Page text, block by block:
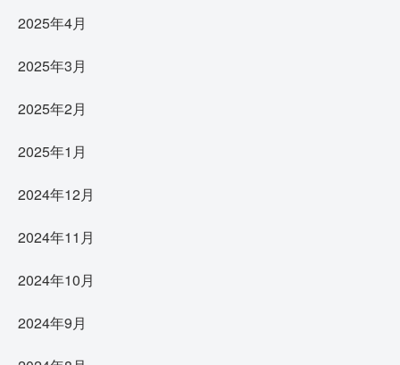
2025年4月
2025年3月
2025年2月
2025年1月
2024年12月
2024年11月
2024年10月
2024年9月